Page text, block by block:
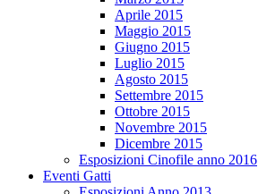
Aprile 2015
Maggio 2015
Giugno 2015
Luglio 2015
Agosto 2015
Settembre 2015
Ottobre 2015
Novembre 2015
Dicembre 2015
Esposizioni Cinofile anno 2016
Eventi Gatti